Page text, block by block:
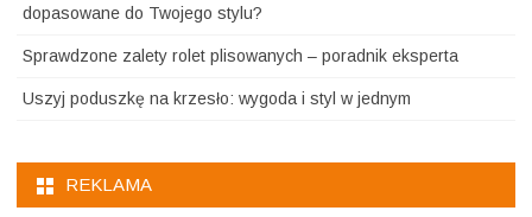
dopasowane do Twojego stylu?
Sprawdzone zalety rolet plisowanych – poradnik eksperta
Uszyj poduszkę na krzesło: wygoda i styl w jednym
REKLAMA